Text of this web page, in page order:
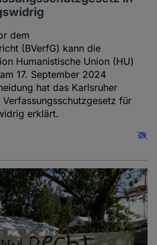
dem
(BVerfG) kann die
Humanistische Union (HU)
17. September 2024
hat das Karlsruher
für
erklärt.